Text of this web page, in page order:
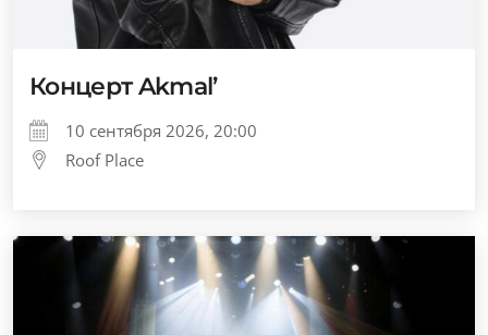
Концерт Akmal’
10 сентября 2026, 20:00
Roof Place